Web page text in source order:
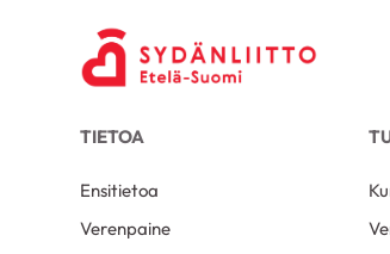
TIETOA
Ensitietoa
Verenpaine